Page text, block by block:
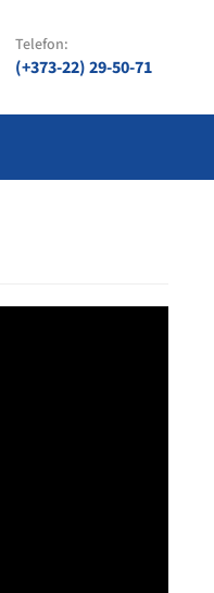
Telefon:
(+373-22) 29-50-71